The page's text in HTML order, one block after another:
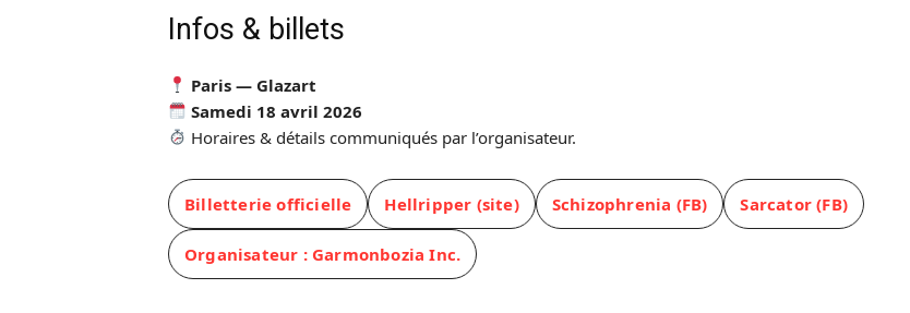
Infos & billets
Paris — Glazart
Samedi 18 avril 2026
Horaires & détails communiqués par l’organisateur.
Billetterie officielle Hellripper (site) Schizophrenia (FB) Sarcator (FB)
Organisateur : Garmonbozia Inc.